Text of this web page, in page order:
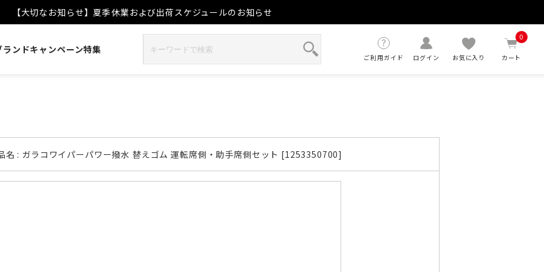
【大切なお知らせ】夏季休業および出荷スケジュールのお知らせ
ランドキャンペーン特集
ご利用ガイド ログイン お気に入り カート
0
名 : ガラコワイパーパワー撥水 替えゴム 運転席側・助手席側セット [1253350700]